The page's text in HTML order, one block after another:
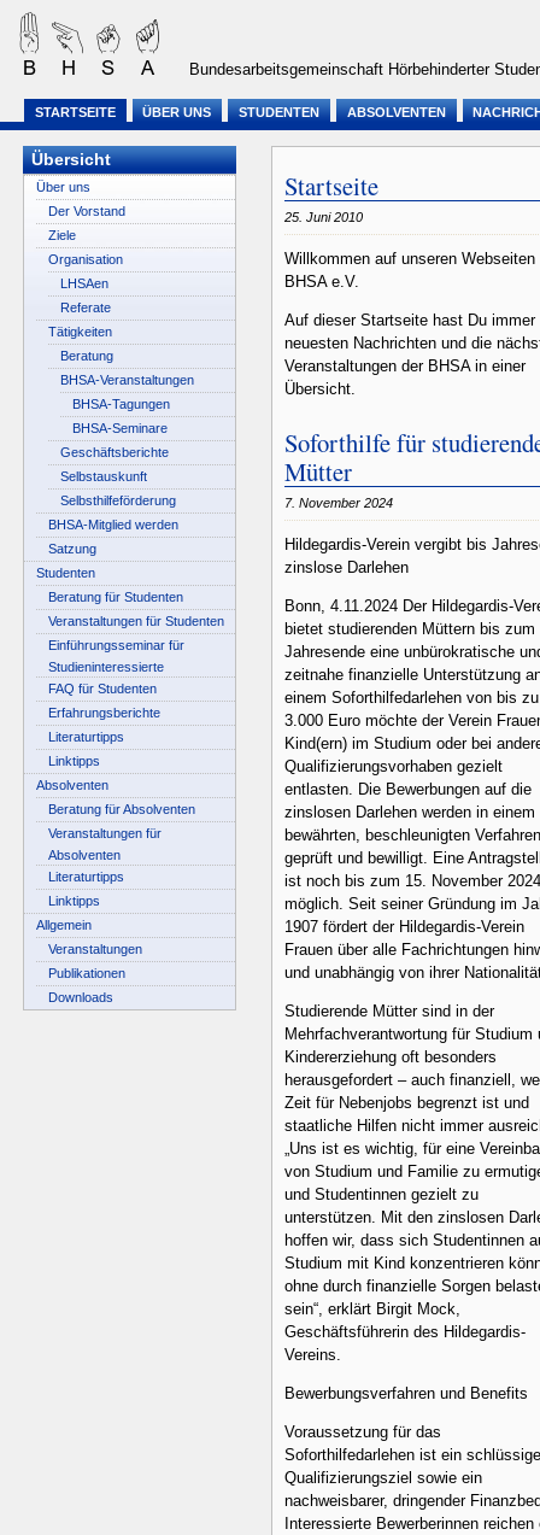
Bundesarbeitsgemeinschaft Hörbehinderter
STARTSEITE ÜBER UNS STUDENTEN ABSOLVENTEN
Startseite
25. Juni 2010
Willkommen auf unseren Webseiten
BHSA e.V.
Auf dieser Startseite hast Du immer
neuesten Nachrichten und die
Veranstaltungen der BHSA in einer
Übersicht.
Soforthilfe für
Mütter
7. November 2024
Hildegardis-Verein vergibt bis
zinslose Darlehen
Bonn, 4.11.2024 Der Hildegardis-
bietet studierenden Müttern bis zum
Jahresende eine unbürokratische
zeitnahe finanzielle Unterstützung
einem Soforthilfedarlehen von bis zu
3.000 Euro möchte der Verein
Kind(ern) im Studium oder bei
Qualifizierungsvorhaben gezielt
entlasten. Die Bewerbungen auf die
zinslosen Darlehen werden in einem
bewährten, beschleunigten
geprüft und bewilligt. Eine
ist noch bis zum 15. November
möglich. Seit seiner Gründung im
1907 fördert der Hildegardis-Verein
Frauen über alle Fachrichtungen
und unabhängig von ihrer
Studierende Mütter sind in der
Mehrfachverantwortung für Studium
Kindererziehung oft besonders
herausgefordert – auch finanziell,
Zeit für Nebenjobs begrenzt ist und
staatliche Hilfen nicht immer
„Uns ist es wichtig, für eine
von Studium und Familie zu
und Studentinnen gezielt zu
unterstützen. Mit den zinslosen
hoffen wir, dass sich Studentinnen
Studium mit Kind konzentrieren
ohne durch finanzielle Sorgen
sein“, erklärt Birgit Mock,
Geschäftsführerin des Hildegardis-
Vereins.
Bewerbungsverfahren und Benefits
Voraussetzung für das
Soforthilfedarlehen ist ein
Qualifizierungsziel sowie ein
nachweisbarer, dringender
Interessierte Bewerberinnen reichen
Übersicht
Über uns
Der Vorstand
Ziele
Organisation
LHSAen
Referate
Tätigkeiten
Beratung
BHSA-Veranstaltungen
BHSA-Tagungen
BHSA-Seminare
Geschäftsberichte
Selbstauskunft
Selbsthilfeförderung
BHSA-Mitglied werden
Satzung
Studenten
Beratung für Studenten
Veranstaltungen für Studenten
Einführungsseminar für
Studieninteressierte
FAQ für Studenten
Erfahrungsberichte
Literaturtipps
Linktipps
Absolventen
Beratung für Absolventen
Veranstaltungen für
Absolventen
Literaturtipps
Linktipps
Allgemein
Veranstaltungen
Publikationen
Downloads